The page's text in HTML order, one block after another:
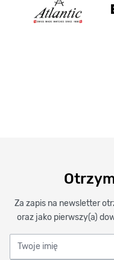
Za zapis na newsletter
oraz jako pierwszy(a)
Twoje imię